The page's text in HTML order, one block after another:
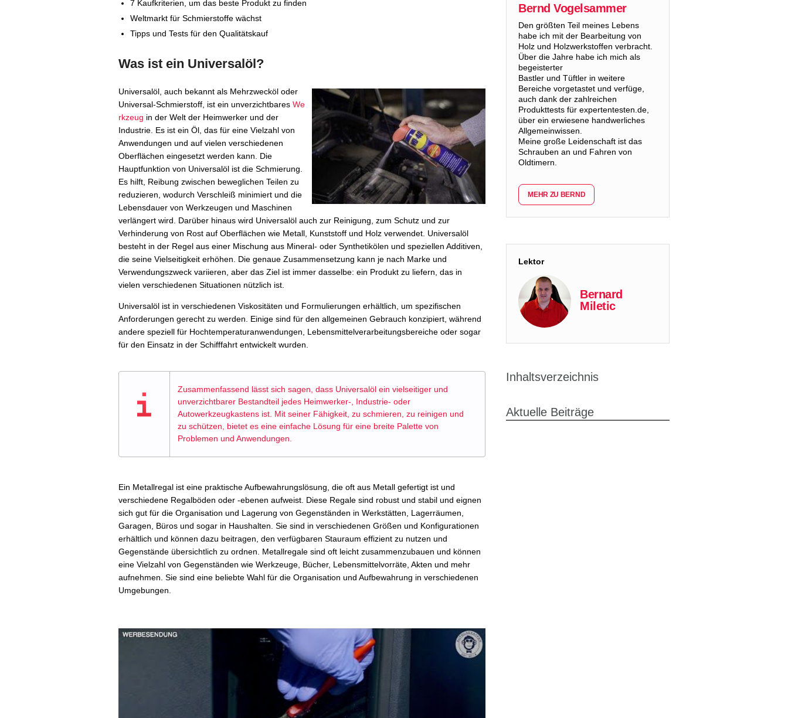
7 Kaufkriterien, um das beste Produkt zu finden
Weltmarkt für Schmierstoffe wächst
Tipps und Tests für den Qualitätskauf
Was ist ein Universalöl?
Universalöl, auch bekannt als Mehrzwecköl oder
Universal-Schmierstoff, ist ein unverzichtbares We
rkzeug in der Welt der Heimwerker und der
Industrie. Es ist ein Öl, das für eine Vielzahl von
Anwendungen und auf vielen verschiedenen
Oberflächen eingesetzt werden kann. Die
Hauptfunktion von Universalöl ist die Schmierung.
Es hilft, Reibung zwischen beweglichen Teilen zu
reduzieren, wodurch Verschleiß minimiert und die
Lebensdauer von Werkzeugen und Maschinen
verlängert wird. Darüber hinaus wird Universalöl auch zur Reinigung, zum Schutz und zur
Verhinderung von Rost auf Oberflächen wie Metall, Kunststoff und Holz verwendet. Universalöl
besteht in der Regel aus einer Mischung aus Mineral- oder Synthetikölen und speziellen Additiven,
die seine Vielseitigkeit erhöhen. Die genaue Zusammensetzung kann je nach Marke und
Verwendungszweck variieren, aber das Ziel ist immer dasselbe: ein Produkt zu liefern, das in
vielen verschiedenen Situationen nützlich ist.
Universalöl ist in verschiedenen Viskositäten und Formulierungen erhältlich, um spezifischen
Anforderungen gerecht zu werden. Einige sind für den allgemeinen Gebrauch konzipiert, während
andere speziell für Hochtemperaturanwendungen, Lebensmittelverarbeitungsbereiche oder sogar
für den Einsatz in der Schifffahrt entwickelt wurden.
Zusammenfassend lässt sich sagen, dass Universalöl ein vielseitiger und
unverzichtbarer Bestandteil jedes Heimwerker-, Industrie- oder
Autowerkzeugkastens ist. Mit seiner Fähigkeit, zu schmieren, zu reinigen und
zu schützen, bietet es eine einfache Lösung für eine breite Palette von
Problemen und Anwendungen.
Ein Metallregal ist eine praktische Aufbewahrungslösung, die oft aus Metall gefertigt ist und
verschiedene Regalböden oder -ebenen aufweist. Diese Regale sind robust und stabil und eignen
sich gut für die Organisation und Lagerung von Gegenständen in Werkstätten, Lagerräumen,
Garagen, Büros und sogar in Haushalten. Sie sind in verschiedenen Größen und Konfigurationen
erhältlich und können dazu beitragen, den verfügbaren Stauraum effizient zu nutzen und
Gegenstände übersichtlich zu ordnen. Metallregale sind oft leicht zusammenzubauen und können
eine Vielzahl von Gegenständen wie Werkzeuge, Bücher, Lebensmittelvorräte, Akten und mehr
aufnehmen. Sie sind eine beliebte Wahl für die Organisation und Aufbewahrung in verschiedenen
Umgebungen.
Bernd Vogelsammer
Den größten Teil meines Lebens
habe ich mit der Bearbeitung von
Holz und Holzwerkstoffen verbracht.
Über die Jahre habe ich mich als
begeisterter
Bastler und Tüftler in weitere
Bereiche vorgetastet und verfüge,
auch dank der zahlreichen
Produkttests für expertentesten.de,
über ein erwiesene handwerliches
Allgemeinwissen.
Meine große Leidenschaft ist das
Schrauben an und Fahren von
Oldtimern.
MEHR ZU BERND
Lektor
Bernard
Miletic
Inhaltsverzeichnis
Aktuelle Beiträge